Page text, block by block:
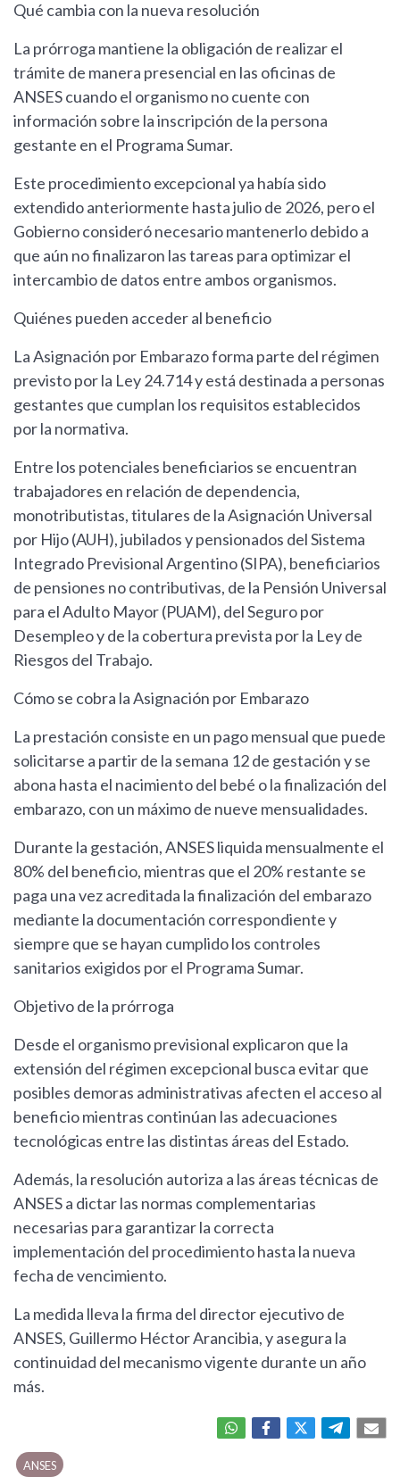
Qué cambia con la nueva resolución
La prórroga mantiene la obligación de realizar el
trámite de manera presencial en las oficinas de
ANSES cuando el organismo no cuente con
información sobre la inscripción de la persona
gestante en el Programa Sumar.
Este procedimiento excepcional ya había sido
extendido anteriormente hasta julio de 2026, pero el
Gobierno consideró necesario mantenerlo debido a
que aún no finalizaron las tareas para optimizar el
intercambio de datos entre ambos organismos.
Quiénes pueden acceder al beneficio
La Asignación por Embarazo forma parte del régimen
previsto por la Ley 24.714 y está destinada a personas
gestantes que cumplan los requisitos establecidos
por la normativa.
Entre los potenciales beneficiarios se encuentran
trabajadores en relación de dependencia,
monotributistas, titulares de la Asignación Universal
por Hijo (AUH), jubilados y pensionados del Sistema
Integrado Previsional Argentino (SIPA), beneficiarios
de pensiones no contributivas, de la Pensión Universal
para el Adulto Mayor (PUAM), del Seguro por
Desempleo y de la cobertura prevista por la Ley de
Riesgos del Trabajo.
Cómo se cobra la Asignación por Embarazo
La prestación consiste en un pago mensual que puede
solicitarse a partir de la semana 12 de gestación y se
abona hasta el nacimiento del bebé o la finalización del
embarazo, con un máximo de nueve mensualidades.
Durante la gestación, ANSES liquida mensualmente el
80% del beneficio, mientras que el 20% restante se
paga una vez acreditada la finalización del embarazo
mediante la documentación correspondiente y
siempre que se hayan cumplido los controles
sanitarios exigidos por el Programa Sumar.
Objetivo de la prórroga
Desde el organismo previsional explicaron que la
extensión del régimen excepcional busca evitar que
posibles demoras administrativas afecten el acceso al
beneficio mientras continúan las adecuaciones
tecnológicas entre las distintas áreas del Estado.
Además, la resolución autoriza a las áreas técnicas de
ANSES a dictar las normas complementarias
necesarias para garantizar la correcta
implementación del procedimiento hasta la nueva
fecha de vencimiento.
La medida lleva la firma del director ejecutivo de
ANSES, Guillermo Héctor Arancibia, y asegura la
continuidad del mecanismo vigente durante un año
más.
ANSES